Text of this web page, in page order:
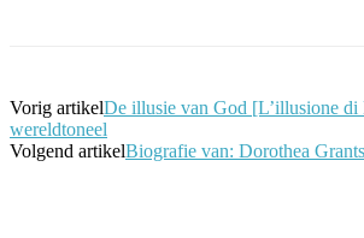
Vorig artikelDe illusie van God [L’illusione
wereldtoneel
Volgend artikelBiografie van: Dorothea